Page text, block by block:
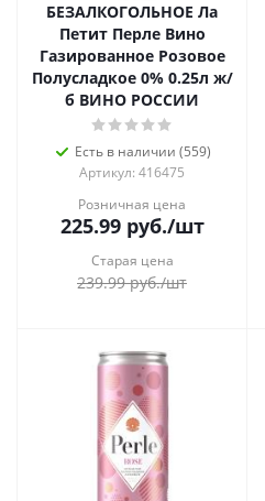
БЕЗАЛКОГОЛЬНОЕ Ла
Петит Перле Вино
Газированное Розовое
Полусладкое 0% 0.25л ж/
б ВИНО РОССИИ
Есть в наличии (559)
Артикул: 416475
Розничная цена
225.99руб./шт
Старая цена
239.99руб./шт